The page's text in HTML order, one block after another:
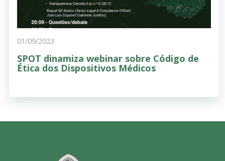
01/09/2023
SPOT dinamiza webinar sobre Código de
Ética dos Dispositivos Médicos